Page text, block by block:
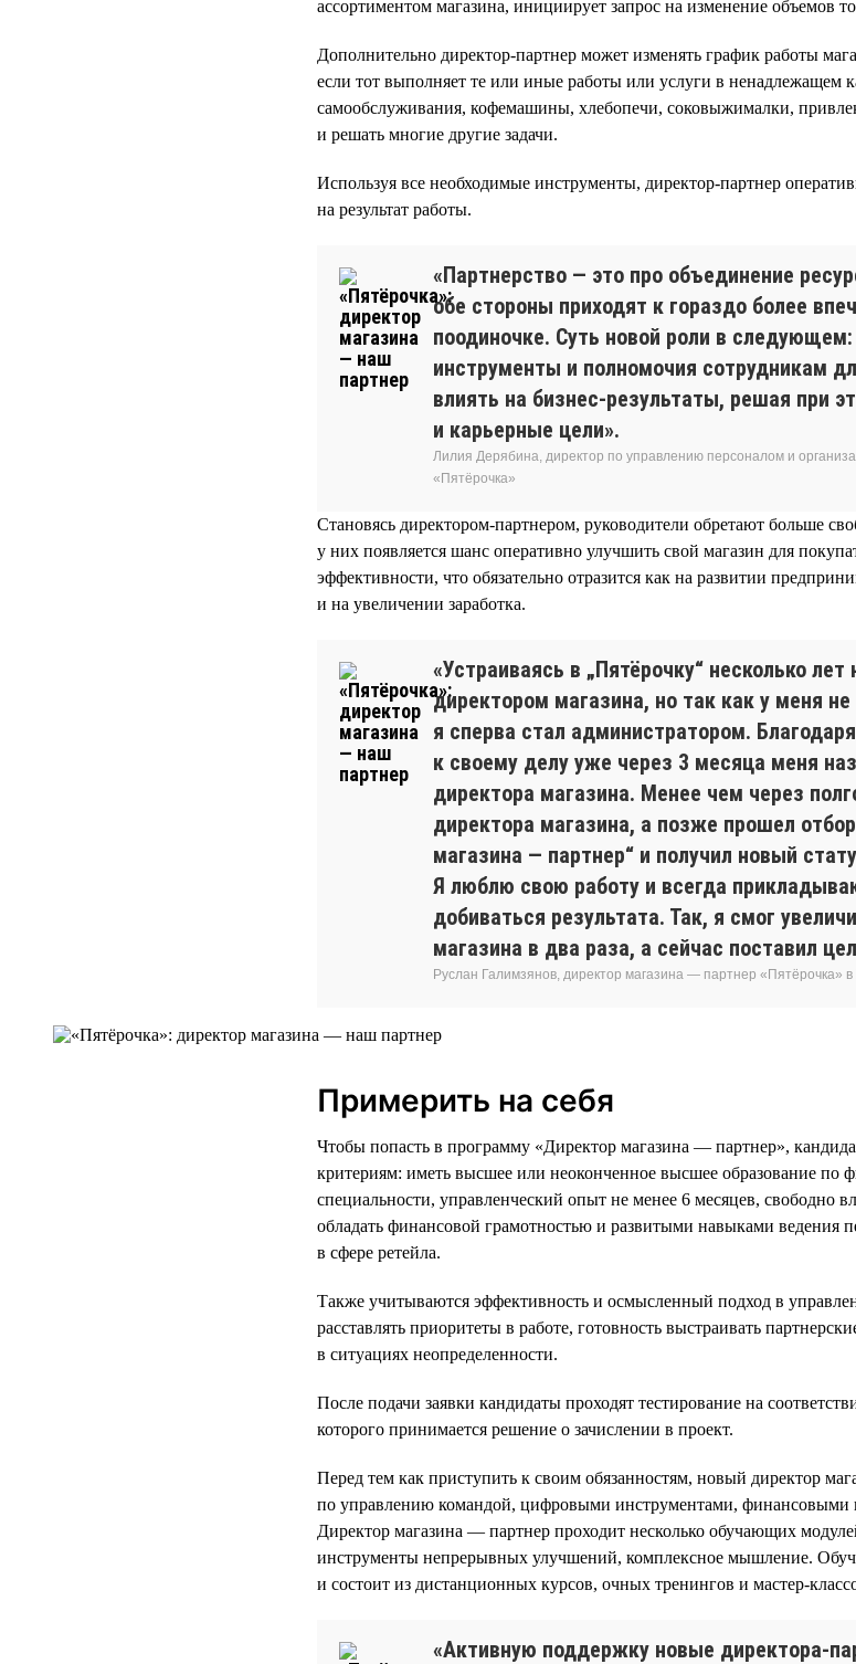
ассортиментом магазина, инициирует запрос на изменение объемов
Дополнительно директор-партнер может изменять график работы
если тот выполняет те или иные работы или услуги в ненадлежащем
самообслуживания, кофемашины, хлебопечи, соковыжималки,
и решать многие другие задачи.
Используя все необходимые инструменты, директор-партнер
на результат работы.
«Партнерство — это про объединение
обе стороны приходят к гораздо более
поодиночке. Суть новой роли в
инструменты и полномочия сотрудникам
влиять на бизнес-результаты, решая при
и карьерные цели».
Лилия Дерябина, директор по управлению персоналом и
«Пятёрочка»
Становясь директором-партнером, руководители обретают больше
у них появляется шанс оперативно улучшить свой магазин для
эффективности, что обязательно отразится как на развитии
и на увеличении заработка.
«Устраиваясь в „Пятёрочку“ несколько
директором магазина, но так как у меня
я сперва стал администратором.
к своему делу уже через 3 месяца меня
директора магазина. Менее чем через
директора магазина, а позже прошел
магазина — партнер“ и получил новый
Я люблю свою работу и всегда
добиваться результата. Так, я смог
магазина в два раза, а сейчас поставил
Руслан Галимзянов, директор магазина — партнер «Пятёрочка»
Примерить на себя
Чтобы попасть в программу «Директор магазина — партнер»,
критериям: иметь высшее или неоконченное высшее образование по
специальности, управленческий опыт не менее 6 месяцев, свободно
обладать финансовой грамотностью и развитыми навыками ведения
в сфере ретейла.
Также учитываются эффективность и осмысленный подход в
расставлять приоритеты в работе, готовность выстраивать
в ситуациях неопределенности.
После подачи заявки кандидаты проходят тестирование на
которого принимается решение о зачислении в проект.
Перед тем как приступить к своим обязанностям, новый директор
по управлению командой, цифровыми инструментами, финансовыми
Директор магазина — партнер проходит несколько обучающих
инструменты непрерывных улучшений, комплексное мышление.
и состоит из дистанционных курсов, очных тренингов и мастер-
«Активную поддержку новые директора-